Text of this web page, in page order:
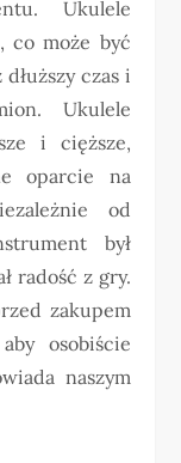
Ukulele
co może być
czas i
Ukulele
i cięższe,
oparcie na
od
był
radość z gry.
zakupem
osobiście
naszym